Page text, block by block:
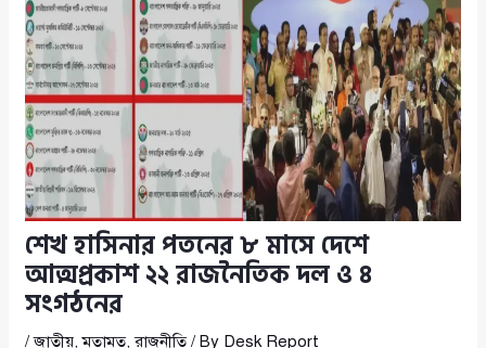
শেখ হাসিনার পতনের ৮ মাসে দেশে
আত্মপ্রকাশ ২২ রাজনৈতিক দল ও ৪
সংগঠনের
/জাতীয়,মতামত,রাজনীতি/ By Desk Report